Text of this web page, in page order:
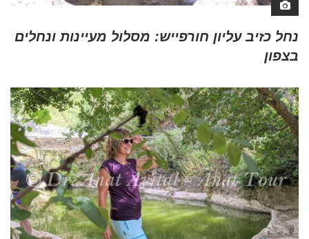
נחל כזיב עליון חורפייש: מסלול מעיינות ונחלים
בצפון